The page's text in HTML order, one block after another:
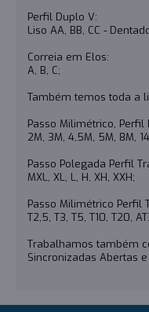
Perfil Duplo V:
Liso AA, BB, CC -
Correia em Elos:
A, B, C;
Também temos toda a
Passo Milimétrico, Perfil
2M, 3M, 4,5M, 5M, 8M,
Passo Polegada Perfil
MXL, XL, L, H, XH, XXH;
Passo Milimétrico Perfil
T2,5, T3, T5, T10, T20,
Trabalhamos também
Sincronizadas Abertas